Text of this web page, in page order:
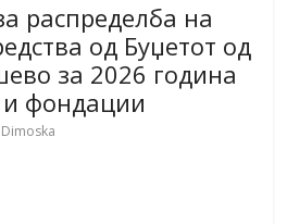
распределба на
од Буџетот од
за 2026 година
и фондации